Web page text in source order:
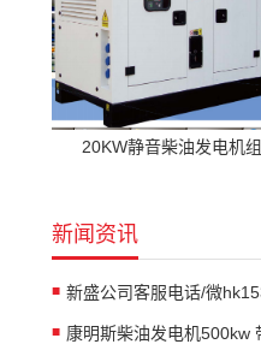
20KW静音柴油发电机组
新闻资讯